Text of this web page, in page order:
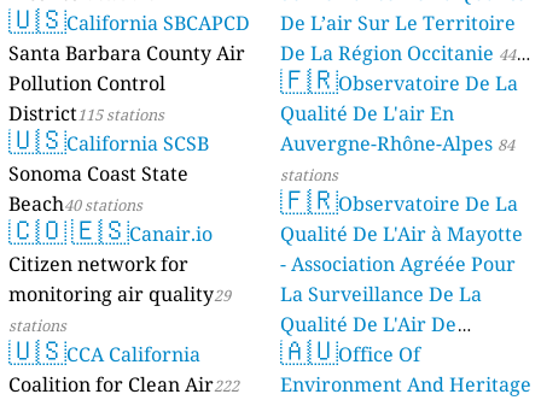
🇺🇸California SBCAPCD
Santa Barbara County Air
Pollution Control
District115 stations
🇺🇸California SCSB
Sonoma Coast State
Beach40 stations
🇨🇴🇪🇸Canair.io
Citizen network for
monitoring air quality29
stations
🇺🇸CCA California
Coalition for Clean Air222
De L’air Sur Le Territoire
De La Région Occitanie 44
stations
🇫🇷Observatoire De La
Qualité De L'air En
Auvergne-Rhône-Alpes 84
stations
🇫🇷Observatoire De La
Qualité De L'Air à Mayotte
- Association Agréée Pour
La Surveillance De La
Qualité De L'Air De
Mayotte 4 stations
🇦🇺Office Of
Environment And Heritage